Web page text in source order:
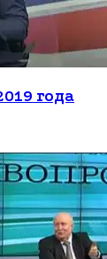
года